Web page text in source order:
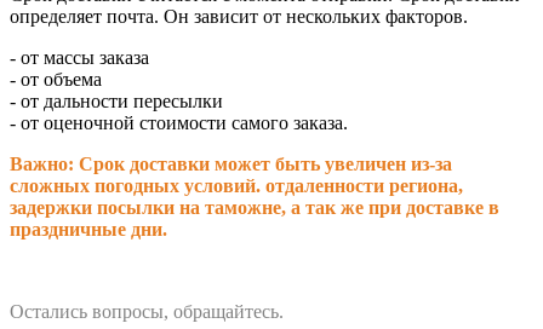
определяет почта. Он зависит от нескольких факторов.
- от массы заказа
- от объема
- от дальности пересылки
- от оценочной стоимости самого заказа.
Важно: Срок доставки может быть увеличен из-за
сложных погодных условий. отдаленности региона,
задержки посылки на таможне, а так же при доставке в
праздничные дни.
Остались вопросы, обращайтесь.